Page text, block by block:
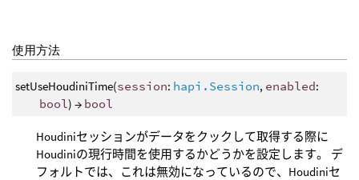
使用方法
setUseHoudiniTime(session: hapi.Session, enabled:
bool) → bool
Houdiniセッションがデータをクックして取得する際に
Houdiniの現行時間を使用するかどうかを設定します。 デ
フォルトでは、これは無効になっているので、Houdiniセ